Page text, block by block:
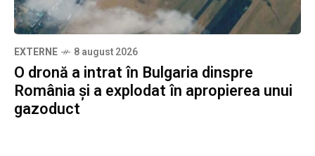
EXTERNE 8 august 2026
O dronă a intrat în Bulgaria dinspre
România și a explodat în apropierea unui
gazoduct